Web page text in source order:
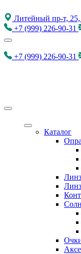
Литейный пр-т,
+7 (999) 226-90-31
+7 (999) 226-90-31
Каталог